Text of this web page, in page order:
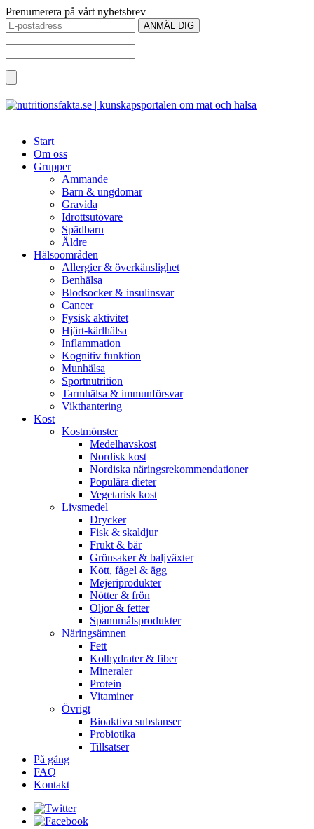
Prenumerera på vårt nyhetsbrev
Start
Om oss
Grupper
Ammande
Barn & ungdomar
Gravida
Idrottsutövare
Spädbarn
Äldre
Hälsoområden
Allergier & överkänslighet
Benhälsa
Blodsocker & insulinsvar
Cancer
Fysisk aktivitet
Hjärt-kärlhälsa
Inflammation
Kognitiv funktion
Munhälsa
Sportnutrition
Tarmhälsa & immunförsvar
Vikthantering
Kost
Kostmönster
Medelhavskost
Nordisk kost
Nordiska näringsrekommendationer
Populära dieter
Vegetarisk kost
Livsmedel
Drycker
Fisk & skaldjur
Frukt & bär
Grönsaker & baljväxter
Kött, fågel & ägg
Mejeriprodukter
Nötter & frön
Oljor & fetter
Spannmålsprodukter
Näringsämnen
Fett
Kolhydrater & fiber
Mineraler
Protein
Vitaminer
Övrigt
Bioaktiva substanser
Probiotika
Tillsatser
På gång
FAQ
Kontakt